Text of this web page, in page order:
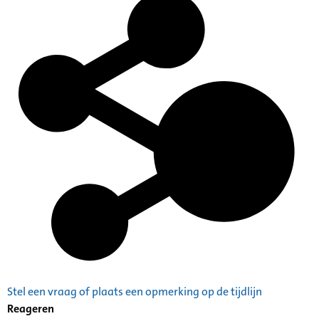
Stel een vraag of plaats een opmerking op de tijdlijn
Reageren